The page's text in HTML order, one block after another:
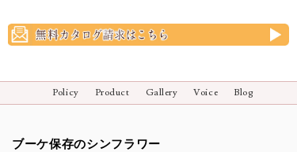
Policy Product Gallery Voice Blog
ブーケ保存のシンフラワー